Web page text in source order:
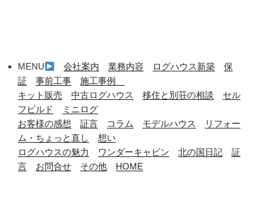
MENU 会社案内 業務内容 ログハウス新築
保
証
事前工事
施工事例
キット販売
中古ログハウス 移住と別荘の相談
セル
フビルド
ミニログ
お客様の感想
証言 コラム モデルハウス
リフォー
ム・ちょっと直し
想い
ログハウスの魅力
ワンダーキャビン 北の国日記
証
言
お問合せ その他 HOME